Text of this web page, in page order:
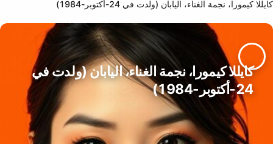
كايللا كيمورا، نجمة الغناء، اليابان (ولدت في 24-أكتوبر-1984)
كايللا كيمورا، نجمة الغناء، اليابان (ولدت في
24-أكتوبر-1984)